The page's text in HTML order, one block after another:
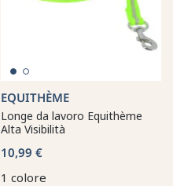
EQUITHÈME
Longe da lavoro Equithème
Alta Visibilità
10,99 €
1 colore